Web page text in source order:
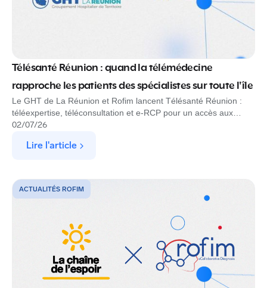
Télésanté Réunion : quand la télémédecine
rapproche les patients des spécialistes sur toute l'île
Le GHT de La Réunion et Rofim lancent Télésanté Réunion :
téléexpertise, téléconsultation et e-RCP pour un accès aux
spécialistes partout sur l'île.
02/07/26
Lire l'article
ACTUALITÉS ROFIM